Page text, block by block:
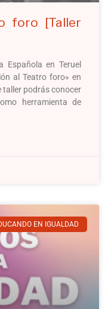
foro [Taller
Española en Teruel
al Teatro foro» en
taller podrás conocer
herramienta de
EN IGUALDAD